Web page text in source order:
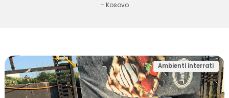
– Kosovo
Ambienti interrati